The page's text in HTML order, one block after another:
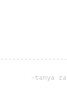
tanya